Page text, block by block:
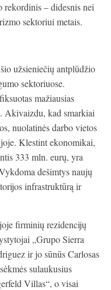
rekordinis – didesnis nei
sektoriui metais.
užsieniečių antplūdžio
sektoriuose.
mažiausias
Akivaizdu, kad smarkiai
nuolatinės darbo vietos
Klestint ekonomikai,
333 mln. eurų, yra
dešimtys naujų
infrastruktūrą ir
firminių rezidencijų
„Grupo Sierra
ir jo sūnūs Carlosas
sulaukusius
Villas“, o visai